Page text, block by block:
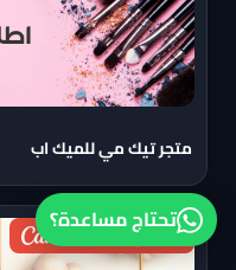
متجر تيك مي للميك اب
مدعوم بواسطة
تحتاج مساعدة؟